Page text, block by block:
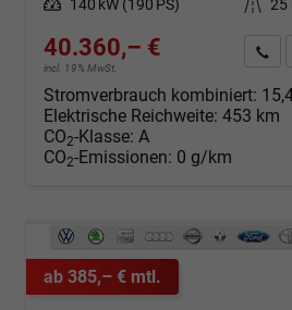
Leistung 140 kW (190 PS) Kilometerstand 25
40.360,– €
incl. 19% MwSt.
Stromverbrauch kombiniert:
Elektrische Reichweite: 453 km
CO2-Klasse: A
CO2-Emissionen: 0 g/km
ab 385,– € mtl.